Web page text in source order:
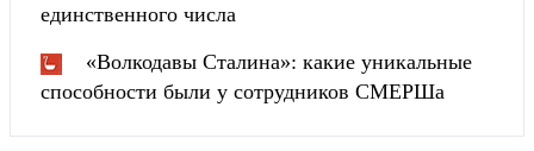
единственного числа
«Волкодавы Сталина»: какие уникальные
способности были у сотрудников СМЕРШа